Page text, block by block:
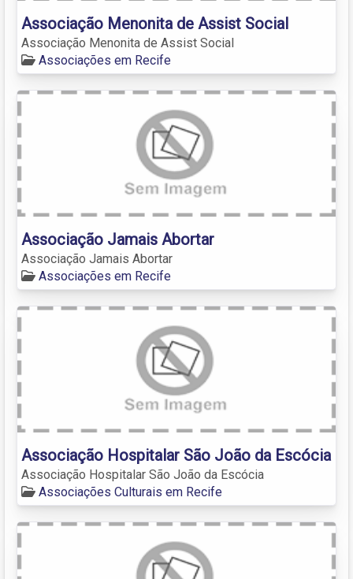
Associação Menonita de Assist Social
Associação Menonita de Assist Social
Associações em Recife
Associação Jamais Abortar
Associação Jamais Abortar
Associações em Recife
Associação Hospitalar São João da Escócia
Associação Hospitalar São João da Escócia
Associações Culturais em Recife